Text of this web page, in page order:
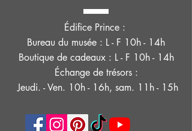
Édifice Prince :
Bureau du musée : L - F 10h - 14h
Boutique de cadeaux : L - F 10h - 14h
Échange de trésors :
Jeudi. - Ven. 10h - 16h, sam. 11h - 15h